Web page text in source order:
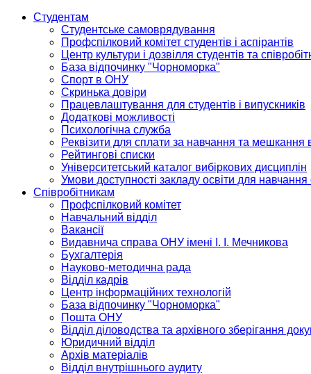
Студентам
Студентське самоврядування
Профспілковий комітет студентів і аспірантів
Центр культури і дозвілля студентів та
База відпочинку "Чорноморка"
Спорт в ОНУ
Скринька довіри
Працевлаштування для студентів і випускників
Додаткові можливості
Психологічна служба
Реквізити для сплати за навчання та мешкання
Рейтингові списки
Університетський каталог вибіркових дисциплін
Умови доступності закладу освіти для
Співробітникам
Профспілковий комітет
Навчальний відділ
Вакансії
Видавнича справа ОНУ імені І. І. Мечникова
Бухгалтерія
Науково-методична рада
Відділ кадрів
Центр інформаційних технологій
База відпочинку "Чорноморка"
Пошта ОНУ
Відділ діловодства та архівного зберігання
Юридичний відділ
Архів матеріалів
Відділ внутрішнього аудиту